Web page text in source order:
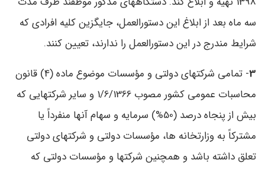
سه ‌ماه بعد از ابلاغ این دستورالعمل، جایگزین کلیه افرادی که
شرایط مندرج در این دستورالعمل را ندارند، تعیین کنند.
3
- تمامی شرکتهای دولتی و مؤسسات موضوع ماده (4) قانون
محاسبات عمومی کشور مصوب 1/6/1366 و سایر شرکتهایی که
بیش از پنجاه‌ درصد (50%) سرمایه و سهام آنها منفرداً یا
مشترکاً به وزارتخانه‌ ها، مؤسسات دولتی و شرکتهای دولتی
تعلق داشته باشد و همچنین شرکتها و مؤسسات دولتی که